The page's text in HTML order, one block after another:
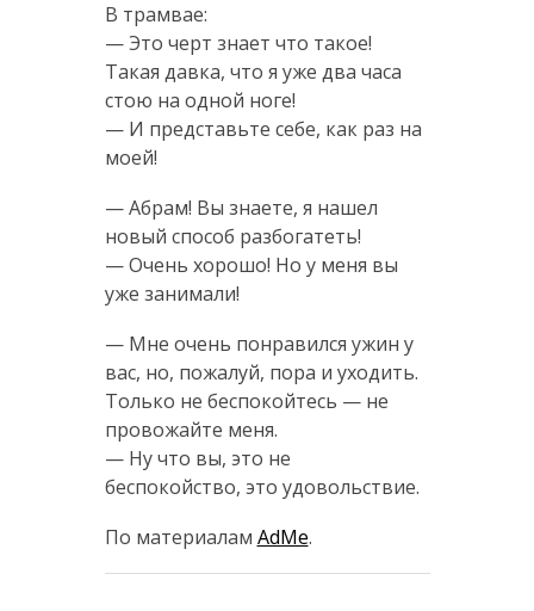
В трамвае:
— Это черт знает что такое!
Такая давка, что я уже два часа
стою на одной ноге!
— И представьте себе, как раз на
моей!
— Абрам! Вы знаете, я нашел
новый способ разбогатеть!
— Очень хорошо! Но у меня вы
уже занимали!
— Мне очень понравился ужин у
вас, но, пожалуй, пора и уходить.
Только не беспокойтесь — не
провожайте меня.
— Ну что вы, это не
беспокойство, это удовольствие.
По материалам AdMe.